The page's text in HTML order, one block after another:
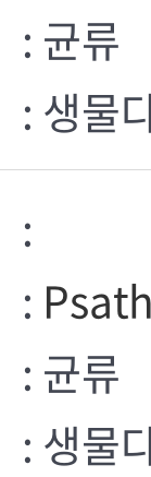
: 균류
: 생물
:
:
: 균류
: 생물